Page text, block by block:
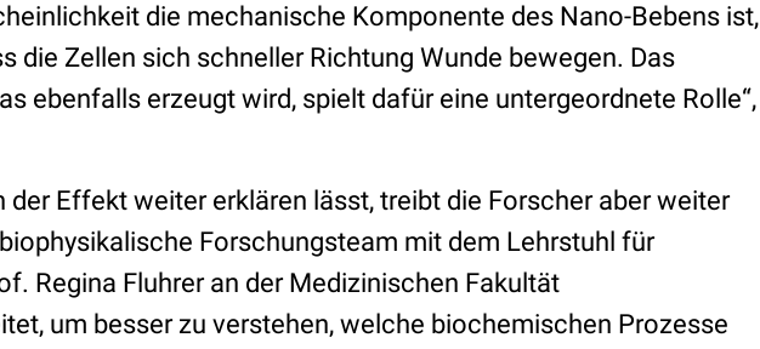
die mechanische Komponente des Nano-Bebens ist,
die Zellen sich schneller Richtung Wunde bewegen. Das
ebenfalls erzeugt wird, spielt dafür eine untergeordnete Rolle“,
der Effekt weiter erklären lässt, treibt die Forscher aber weiter
Forschungsteam mit dem Lehrstuhl für
Regina Fluhrer an der Medizinischen Fakultät
um besser zu verstehen, welche biochemischen Prozesse